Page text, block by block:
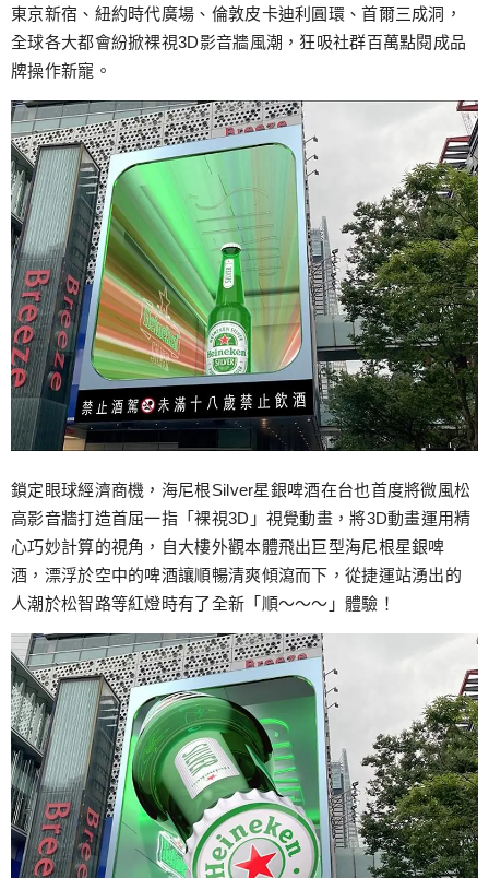
跳
至
主
要
內
容
東京新宿、紐約時代廣場、倫敦皮卡迪利圓環、首爾三成洞，
全球各大都會紛掀裸視3D影音牆風潮，狂吸社群百萬點閱成品
牌操作新寵。
鎖定眼球經濟商機，海尼根Silver星銀啤酒在台也首度將微風松
高影音牆打造首屈一指「裸視3D」視覺動畫，將3D動畫運用精
心巧妙計算的視角，自大樓外觀本體飛出巨型海尼根星銀啤
酒，漂浮於空中的啤酒讓順暢清爽傾瀉而下，從捷運站湧出的
人潮於松智路等紅燈時有了全新「順～～～」體驗！